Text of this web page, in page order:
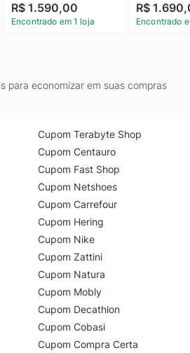
Jeans Matelassê Com
Zíper Duplo Preto Gg
R$ 1.590,00
Encontrado em 1 loja
Calvin
Feminino
R$
Encontrado
para economizar em suas compras
Cupom Terabyte Shop
Cupom Centauro
Cupom Fast Shop
Cupom Netshoes
Cupom Carrefour
Cupom Hering
Cupom Nike
Cupom Zattini
Cupom Natura
Cupom Mobly
Cupom Decathlon
Cupom Cobasi
Cupom Compra Certa